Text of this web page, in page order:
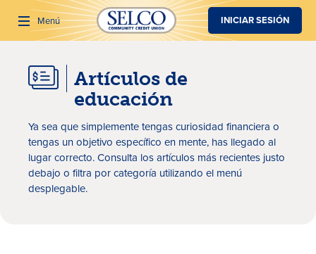
SALTAR AL CONTENIDO PRINCIPAL
Menú INICIAR SESIÓN
Artículos de
educación
Ya sea que simplemente tengas curiosidad financiera o
tengas un objetivo específico en mente, has llegado al
lugar correcto. Consulta los artículos más recientes justo
debajo o filtra por categoría utilizando el menú
desplegable.